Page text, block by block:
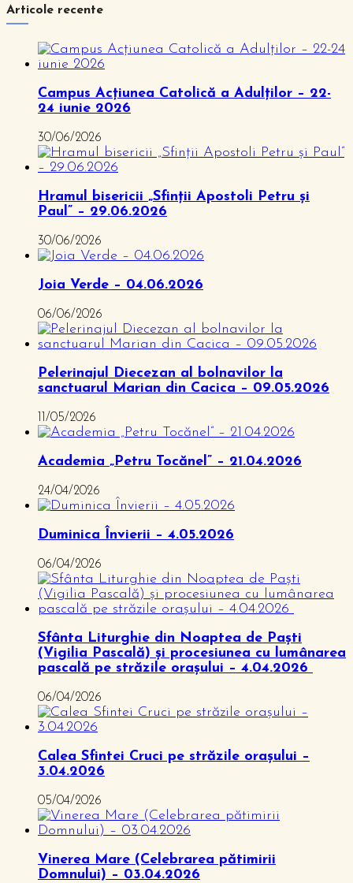
Articole recente
Campus Acțiunea Catolică a Adulților – 22-
24 iunie 2026
30/06/2026
Hramul bisericii „Sfinții Apostoli Petru și
Paul” – 29.06.2026
30/06/2026
Joia Verde – 04.06.2026
06/06/2026
Pelerinajul Diecezan al bolnavilor la
sanctuarul Marian din Cacica – 09.05.2026
11/05/2026
Academia „Petru Tocănel” – 21.04.2026
24/04/2026
Duminica Învierii – 4.05.2026
06/04/2026
Sfânta Liturghie din Noaptea de Paști
(Vigilia Pascală) și procesiunea cu lumânarea
pascală pe străzile orașului – 4.04.2026
06/04/2026
Calea Sfintei Cruci pe străzile orașului –
3.04.2026
05/04/2026
Vinerea Mare (Celebrarea pătimirii
Domnului) – 03.04.2026